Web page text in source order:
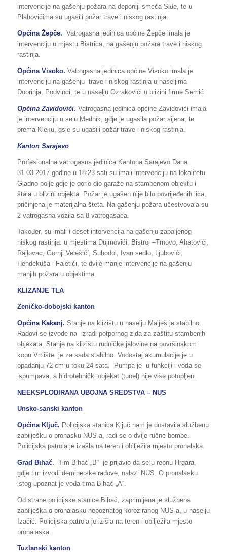
intervencije na gašenju požara na deponiji smeća Siđe, te u
Plahovićima su ugasili požar trave i niskog rastinja.
Općina Žepče. Vatrogasna jedinica općine Žepče imala je
intervenciju u mjestu Bistrica, na gašenju požara trave i niskog
rastinja.
Općina Visoko. Vatrogasna jedinica općine Visoko imala je
intervenciju na gašenju trave i niskog rastinja u naseljima
Dobrinja, Podvinci, te u naselju Ozrakovići u blizini firme Semić
Općina Zavidovići. Vatrogasna jedinica općine Zavidovići imala
je intervenciju u selu Mednik, gdje je ugasila požar sijena, te
prema Kleku, gsje su ugasili požar trave i niskog rastinja.
Kanton Sarajevo
Profesionalna vatrogasna jedinica Kantona Sarajevo Dana
31.03.2017.godine u 18:23 sati su imali intervenciju na lokalitetu
Gladno polje gdje je gorio dio garaže na stambenom objektu i
štala u blizini objekta. Požar je ugašen nije bilo povrijeđenih lica,
pričinjena je materijalna šteta. Na gašenju požara učestvovala su
2 vatrogasna vozila sa 8 vatrogasaca.
Također, su imali i deset intervencija na gašenju zapaljenog
niskog rastinja: u mjestima Dujmovići, Bistroj –Trnovo, Ahatovići,
Rajlovac, Gornji Velešići, Suhodol, Ivan sedlo, Ljubovići,
Hendekuša i Faletići, te dvije manje intervencije na gašenju
manjih požara u objektima.
KLIZANJE TLA
Zeničko-dobojski kanton
Općina Kakanj. Stanje na klizištu u naselju Malješ je stabilno.
Radovi se izvode na izradi potpornog zida za zaštitu stambenih
objekata. Stanje na klizištu rudničke jalovine na površinskom
kopu Vrtlište je za sada stabilno. Vodostaj akumulacije je u
opadanju 72 cm u toku 24 sata. Pumpa je u funkciji i voda se
ispumpava, a hidrotehnički objekat (tunel) nije više potopljen.
NEEKSPLODIRANA UBOJNA SREDSTVA – NUS
Unsko-sanski kanton
Općina Ključ. Policijska stanica Ključ nam je dostavila službenu
zabilješku o pronasku NUS-a, radi se o dvije ručne bombe.
Policijska patrola je izašla na teren i obilježila mjesto pronalska.
Grad Bihać. Tim Bihać „B“ je prijavio da se u reonu Hrgara,
gdje tim izvodi deminerske radove, nalazi NUS. O pronalasku
istog upoznat je vođa tima Bihać „A“.
Od strane policijske stanice Bihać, zaprimljena je službena
zabilješka o pronalasku nepoznatog koroziranog NUS-a, u naselju
Izačić. Policijska patrola je izišla na teren i obilježila mjesto
pronalaska.
Tuzlanski kanton